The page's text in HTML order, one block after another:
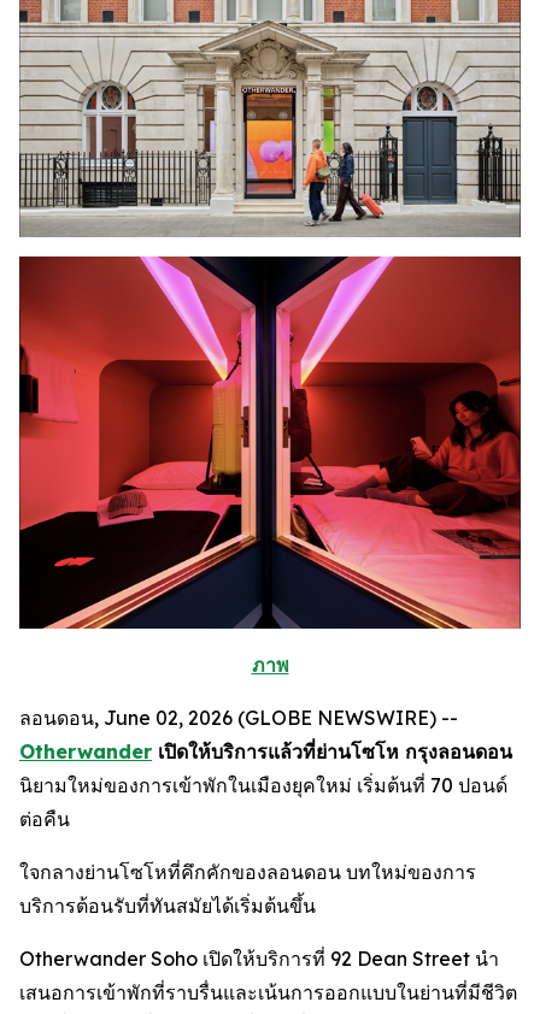
ภาพ
ลอนดอน, June 02, 2026 (GLOBE NEWSWIRE) --
Otherwander เปิดให้บริการแล้วที่ย่านโซโห กรุงลอนดอน
นิยามใหม่ของการเข้าพักในเมืองยุคใหม่ เริ่มต้นที่ 70 ปอนด์
ต่อคืน
ใจกลางย่านโซโหที่คึกคักของลอนดอน บทใหม่ของการ
บริการต้อนรับที่ทันสมัยได้เริ่มต้นขึ้น
Otherwander Soho เปิดให้บริการที่ 92 Dean Street นำ
เสนอการเข้าพักที่ราบรื่นและเน้นการออกแบบในย่านที่มีชีวิต